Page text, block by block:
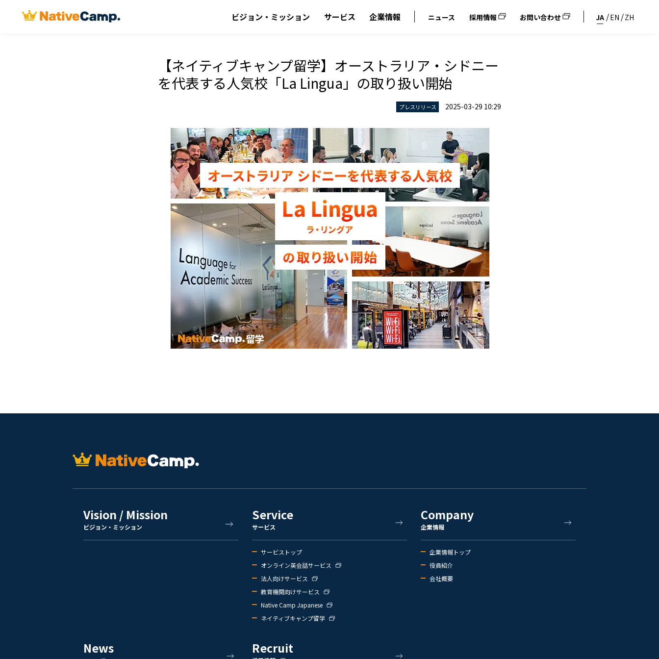
ビジョン・ミッション サービス 企業情報 ニュース 採用情報 お問い合わせ JA EN ZH
【ネイティブキャンプ留学】オーストラリア・シドニー
を代表する人気校「La Lingua」の取り扱い開始
プレスリリース 2025-03-29 10:29
Vision / Mission
ビジョン・ミッション
Service
サービス
サービストップ
オンライン英会話サービス
法人向けサービス
教育機関向けサービス
Native Camp Japanese
ネイティブキャンプ留学
Company
企業情報
企業情報トップ
役員紹介
会社概要
News Recruit